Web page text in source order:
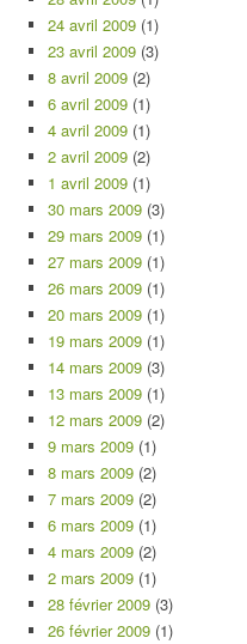
24 avril 2009 (1)
23 avril 2009 (3)
8 avril 2009 (2)
6 avril 2009 (1)
4 avril 2009 (1)
2 avril 2009 (2)
1 avril 2009 (1)
30 mars 2009 (3)
29 mars 2009 (1)
27 mars 2009 (1)
26 mars 2009 (1)
20 mars 2009 (1)
19 mars 2009 (1)
14 mars 2009 (3)
13 mars 2009 (1)
12 mars 2009 (2)
9 mars 2009 (1)
8 mars 2009 (2)
7 mars 2009 (2)
6 mars 2009 (1)
4 mars 2009 (2)
2 mars 2009 (1)
28 février 2009 (3)
26 février 2009 (1)